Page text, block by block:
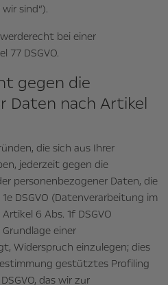
sind“).
bei einer
77 DSGVO.
gegen die
Daten nach Artikel
die sich aus Ihrer
jederzeit gegen die
personenbezogener Daten, die
DSGVO (Datenverarbeitung im
6 Abs. 1f DSGVO
einer
Widerspruch einzulegen; dies
gestütztes Profiling
das wir zur